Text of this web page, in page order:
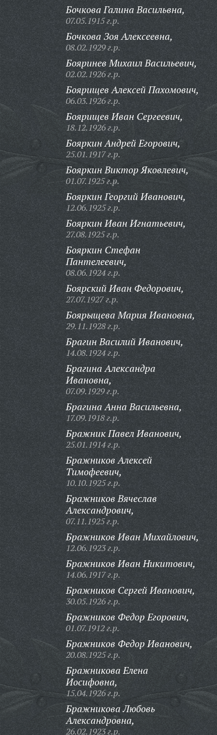
Бочкова Галина Васильвна,
07.05.1915 г.р.
Бочкова Зоя Алексеевна,
08.02.1929 г.р.
Бояринев Михаил Васильевич,
02.02.1926 г.р.
Боярищев Алексей Пахомович,
06.03.1926 г.р.
Боярищев Иван Сергеевич,
18.12.1926 г.р.
Бояркин Андрей Егорович,
25.01.1917 г.р.
Бояркин Виктор Яковлевич,
01.07.1925 г.р.
Бояркин Георгий Иванович,
12.06.1925 г.р.
Бояркин Иван Игнатьевич,
27.08.1925 г.р.
Бояркин Стефан
Пантелеевич,
08.06.1924 г.р.
Боярский Иван Федорович,
27.07.1927 г.р.
Боярыщева Мария Ивановна,
29.11.1928 г.р.
Брагин Василий Иванович,
14.08.1924 г.р.
Брагина Александра
Ивановна,
07.09.1929 г.р.
Брагина Анна Васильевна,
17.09.1918 г.р.
Бражник Павел Иванович,
25.01.1914 г.р.
Бражников Алексей
Тимофеевич,
10.10.1925 г.р.
Бражников Вячеслав
Александрович,
07.11.1925 г.р.
Бражников Иван Михайлович,
12.06.1923 г.р.
Бражников Иван Никитович,
14.06.1917 г.р.
Бражников Сергей Иванович,
30.05.1926 г.р.
Бражников Федор Егорович,
01.07.1912 г.р.
Бражников Федор Иванович,
20.08.1925 г.р.
Бражникова Елена
Иосифовна,
15.04.1926 г.р.
Бражникова Любовь
Александровна,
26.02.1923 г.р.